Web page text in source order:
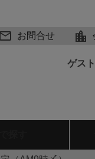
お問合せ
ゲス